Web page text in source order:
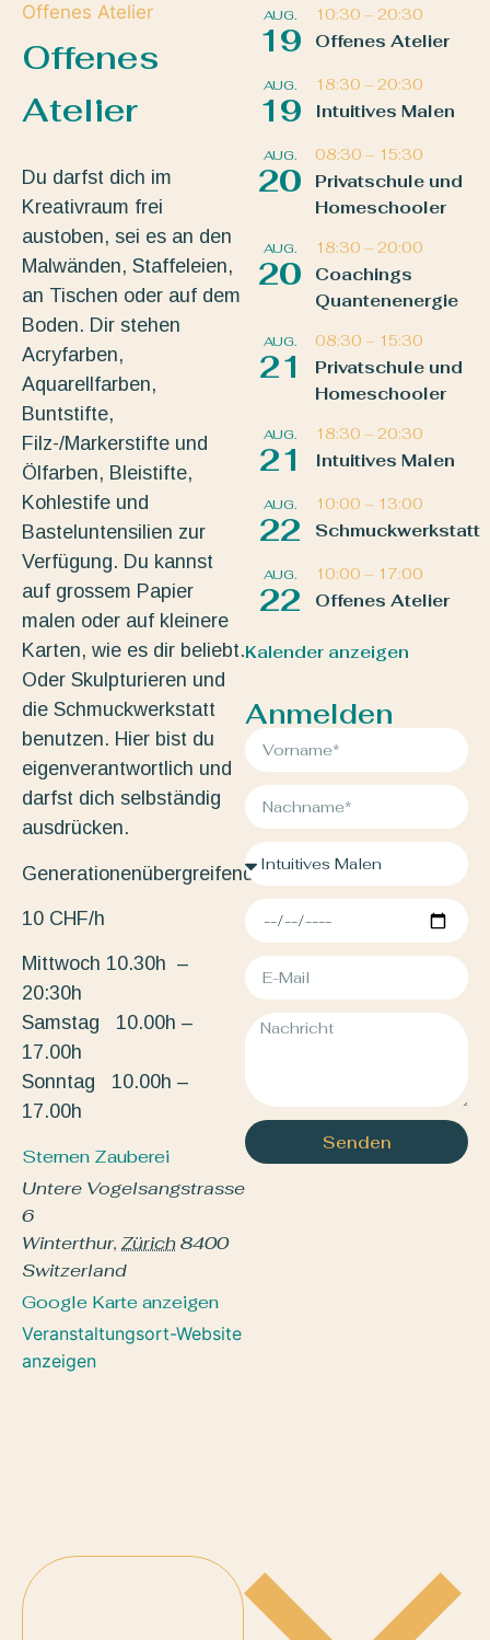
Offenes Atelier
Offenes
Atelier
Du darfst dich im
Kreativraum frei
austoben, sei es an den
Malwänden, Staffeleien,
an Tischen oder auf dem
Boden. Dir stehen
Acryfarben,
Aquarellfarben,
Buntstifte,
Filz-/Markerstifte und
Ölfarben, Bleistifte,
Kohlestife und
Basteluntensilien zur
Verfügung. Du kannst
auf grossem Papier
malen oder auf kleinere
Karten, wie es dir beliebt.
Oder Skulpturieren und
die Schmuckwerkstatt
benutzen. Hier bist du
eigenverantwortlich und
darfst dich selbständig
ausdrücken.
Generationenübergreifend.
10 CHF/h
Mittwoch 10.30h –
20:30h
Samstag 10.00h –
17.00h
Sonntag 10.00h –
17.00h
Sternen Zauberei
Untere Vogelsangstrasse
6
Winterthur, Zürich8400
Switzerland
Google Karte anzeigen
Veranstaltungsort-Website
anzeigen
AUG.
19
10:30 – 20:30
Offenes Atelier
AUG.
19
18:30 – 20:30
Intuitives Malen
AUG.
20
08:30 – 15:30
Privatschule und
Homeschooler
AUG.
20
18:30 – 20:00
Coachings
Quantenenergie
AUG.
21
08:30 – 15:30
Privatschule und
Homeschooler
AUG.
21
18:30 – 20:30
Intuitives Malen
AUG.
22
10:00 – 13:00
Schmuckwerkstatt
AUG.
22
10:00 – 17:00
Offenes Atelier
Kalender anzeigen
Anmelden
Senden